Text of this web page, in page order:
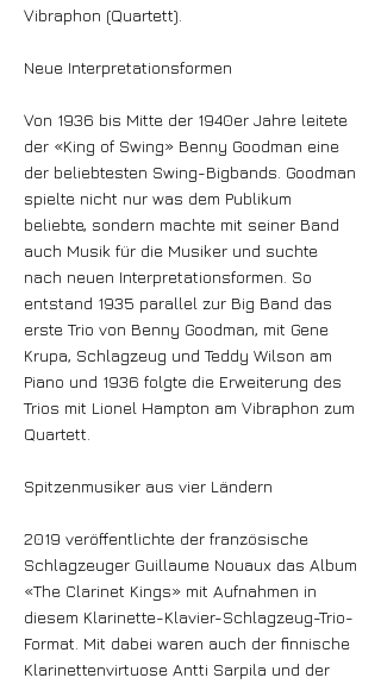
Vibraphon (Quartett).
Neue Interpretationsformen
Von 1936 bis Mitte der 1940er Jahre leitete
der «King of Swing» Benny Goodman eine
der beliebtesten Swing-Bigbands. Goodman
spielte nicht nur was dem Publikum
beliebte, sondern machte mit seiner Band
auch Musik für die Musiker und suchte
nach neuen Interpretationsformen. So
entstand 1935 parallel zur Big Band das
erste Trio von Benny Goodman, mit Gene
Krupa, Schlagzeug und Teddy Wilson am
Piano und 1936 folgte die Erweiterung des
Trios mit Lionel Hampton am Vibraphon zum
Quartett.
Spitzenmusiker aus vier Ländern
2019 veröffentlichte der französische
Schlagzeuger Guillaume Nouaux das Album
«The Clarinet Kings» mit Aufnahmen in
diesem Klarinette-Klavier-Schlagzeug-Trio-
Format. Mit dabei waren auch der finnische
Klarinettenvirtuose Antti Sarpila und der